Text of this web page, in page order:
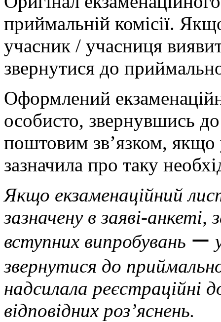
приймальній комісії.
учасник / учасниця
звернутися до
Оформлений
особисто, звернувшись
поштовим зв’язком, якщо
зазначила про таку
Якщо екзаменаційний
зазначену в заяві-
вступних випробувань ー
звернутися до
надсилала реєстраційні
відповідних роз’яснень.